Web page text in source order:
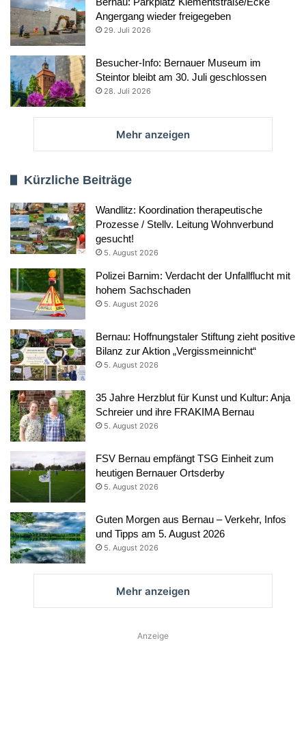
Angergang wieder freigegeben
29. Juli 2026
Besucher-Info: Bernauer Museum im
Steintor bleibt am 30. Juli geschlossen
28. Juli 2026
Mehr anzeigen
Kürzliche Beiträge
Wandlitz: Koordination therapeutische
Prozesse / Stellv. Leitung Wohnverbund
gesucht!
5. August 2026
Polizei Barnim: Verdacht der Unfallflucht mit
hohem Sachschaden
5. August 2026
Bernau: Hoffnungstaler Stiftung zieht positive
Bilanz zur Aktion „Vergissmeinnicht“
5. August 2026
35 Jahre Herzblut für Kunst und Kultur: Anja
Schreier und ihre FRAKIMA Bernau
5. August 2026
FSV Bernau empfängt TSG Einheit zum
heutigen Bernauer Ortsderby
5. August 2026
Guten Morgen aus Bernau – Verkehr, Infos
und Tipps am 5. August 2026
5. August 2026
Mehr anzeigen
Anzeige